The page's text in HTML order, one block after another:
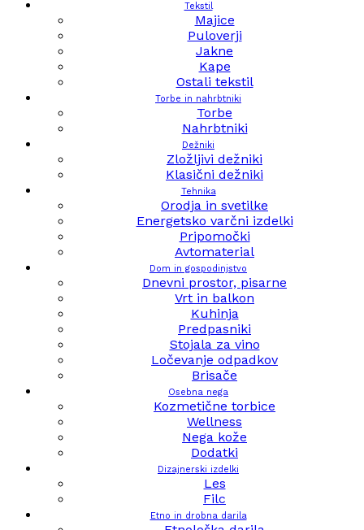
Tekstil
Majice
Puloverji
Jakne
Kape
Ostali tekstil
Torbe in nahrbtniki
Torbe
Nahrbtniki
Dežniki
Zložljivi dežniki
Klasični dežniki
Tehnika
Orodja in svetilke
Energetsko varčni izdelki
Pripomočki
Avtomaterial
Dom in gospodinjstvo
Dnevni prostor, pisarne
Vrt in balkon
Kuhinja
Predpasniki
Stojala za vino
Ločevanje odpadkov
Brisače
Osebna nega
Kozmetične torbice
Wellness
Nega kože
Dodatki
Dizajnerski izdelki
Les
Filc
Etno in drobna darila